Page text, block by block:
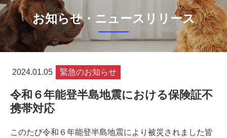
お知らせ・ニュースリリース
2024.01.05 緊急のお知らせ
令和６年能登半島地震における保険証不
携帯対応
このたび令和６年能登半島地震により被災されました皆